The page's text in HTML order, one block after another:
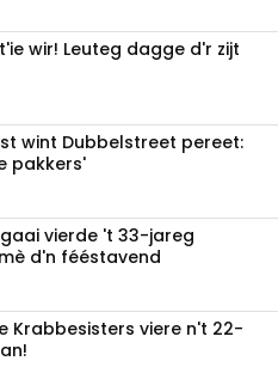
wir! Leuteg dagge d'r zijt
wint Dubbelstreet pereet:
pakkers'
vierde 't 33-jareg
d'n fééstavend
Krabbesisters viere n't 22-